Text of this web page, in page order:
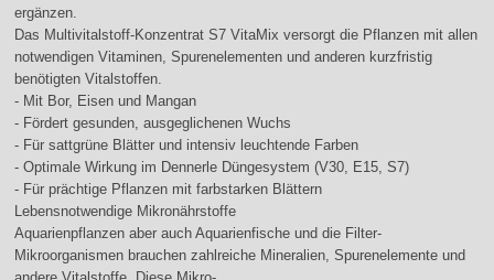
ergänzen.
Das Multivitalstoff-Konzentrat S7 VitaMix versorgt die Pflanzen mit allen
notwendigen Vitaminen, Spurenelementen und anderen kurzfristig
benötigten Vitalstoffen.
- Mit Bor, Eisen und Mangan
- Fördert gesunden, ausgeglichenen Wuchs
- Für sattgrüne Blätter und intensiv leuchtende Farben
- Optimale Wirkung im Dennerle Düngesystem (V30, E15, S7)
- Für prächtige Pflanzen mit farbstarken Blättern
Lebensnotwendige Mikronährstoffe
Aquarienpflanzen aber auch Aquarienfische und die Filter-
Mikroorganismen brauchen zahlreiche Mineralien, Spurenelemente und